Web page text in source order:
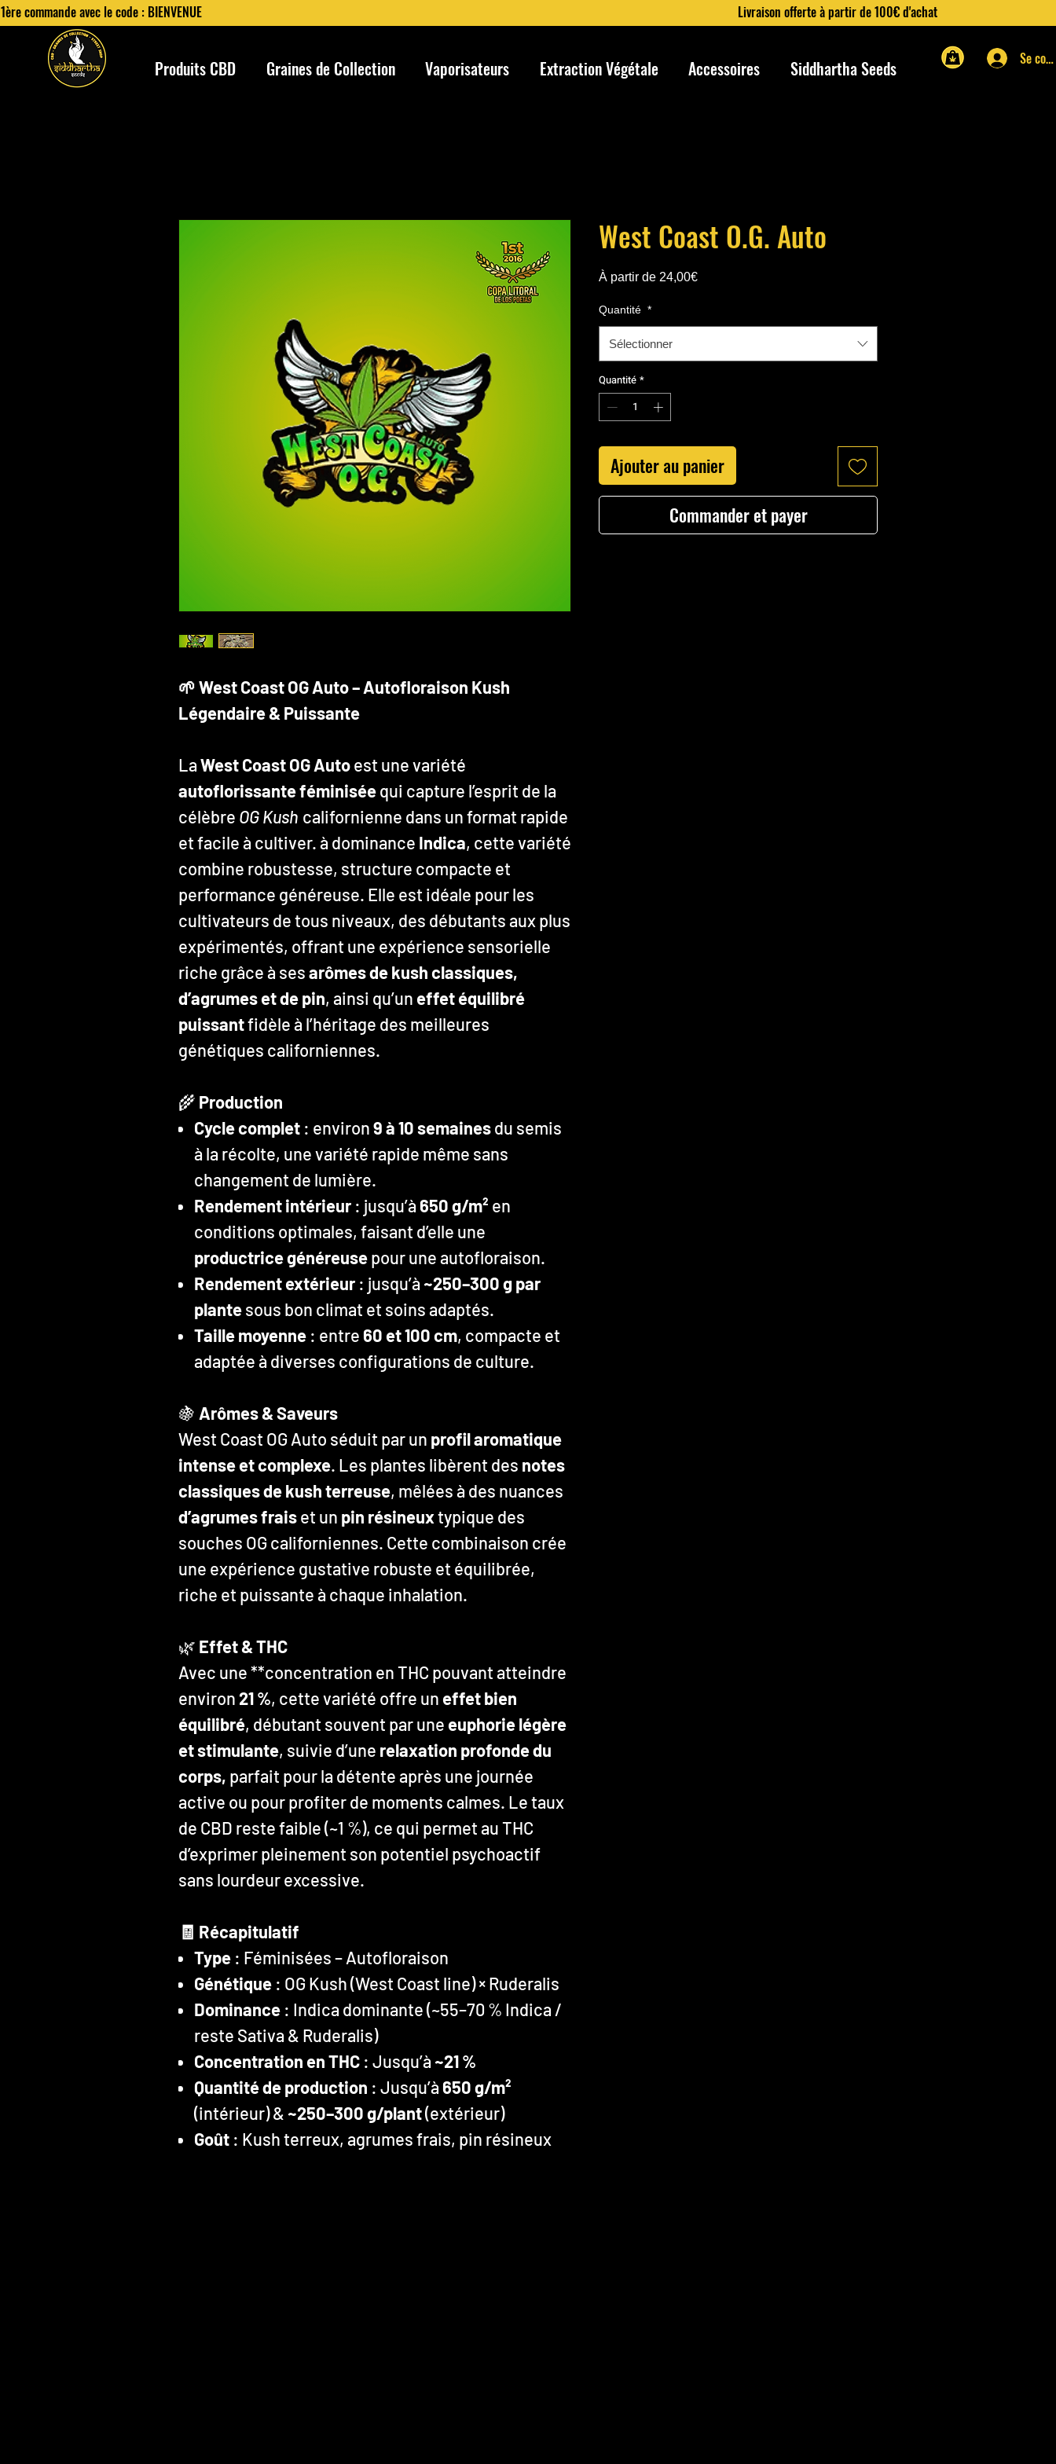
commande avec le code : BIENVENUE Livraison offerte à partir de 100€ d'achat
Produits CBD Graines de Collection Vaporisateurs Extraction Végétale Accessoires Siddhartha Seeds Se
🌱 West Coast OG Auto – Autofloraison Kush
Légendaire & Puissante
LaWest Coast OG Autoest une variété
autoflorissante féminiséequi capture l’esprit de la
célèbre OG Kush californienne dans un format rapide
et facile à cultiver. à dominance Indica, cette variété
combine robustesse, structure compacte et
performance généreuse. Elle est idéale pour les
cultivateurs de tous niveaux, des débutants aux plus
expérimentés, offrant une expérience sensorielle
riche grâce à sesarômes de kush classiques,
d’agrumes et de pin, ainsi qu’un effet équilibré
puissantfidèle à l’héritage des meilleures
génétiques californiennes.
🌾 Production
Cycle complet : environ9 à 10 semainesdu semis
à la récolte, une variété rapide même sans
changement de lumière.
Rendement intérieur : jusqu’à 650 g/m² en
conditions optimales, faisant d’elle une
productrice généreusepour une autofloraison.
Rendement extérieur : jusqu’à~250–300 g par
plantesous bon climat et soins adaptés.
Taille moyenne : entre 60 et 100 cm, compacte et
adaptée à diverses configurations de culture.
🍇 Arômes & Saveurs
West Coast OG Auto séduit par un profil aromatique
intense et complexe. Les plantes libèrent des notes
classiques de kush terreuse, mêlées à des nuances
d’agrumes fraiset un pin résineuxtypique des
souches OG californiennes. Cette combinaison crée
une expérience gustative robuste et équilibrée,
riche et puissante à chaque inhalation.
🌿 Effet & THC
Avec une **concentration en THC pouvant atteindre
environ 21 %, cette variété offre un effet bien
équilibré, débutant souvent par une euphorie légère
et stimulante, suivie d’une relaxation profonde du
corps, parfait pour la détente après une journée
active ou pour profiter de moments calmes. Le taux
de CBD reste faible (~1 %), ce qui permet au THC
d’exprimer pleinement son potentiel psychoactif
sans lourdeur excessive.
🧾 Récapitulatif
Type : Féminisées – Autofloraison
Génétique : OG Kush (West Coast line) × Ruderalis
Dominance : Indica dominante (~55–70 % Indica /
reste Sativa & Ruderalis)
Concentration en THC : Jusqu’à~21 %
Quantité de production : Jusqu’à 650 g/m²
(intérieur) &~250–300 g/plant(extérieur)
Goût : Kush terreux, agrumes frais, pin résineux
West Coast O.G. Auto
À partir de 24,00€Prix
Quantité *
Sélectionner
Quantité *
Ajouter au panier
Commander et payer